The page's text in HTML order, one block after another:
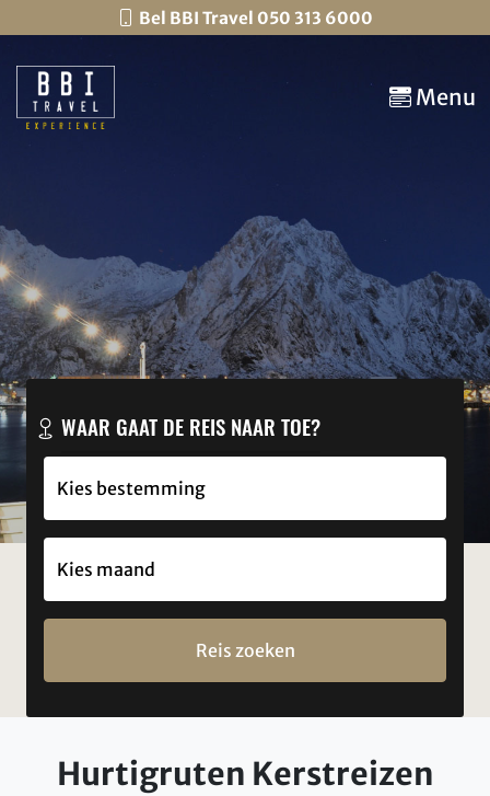
Bel BBI Travel 050 313 6000
Menu
WAAR GAAT DE REIS NAAR TOE?
Reis zoeken
Hurtigruten Kerstreizen